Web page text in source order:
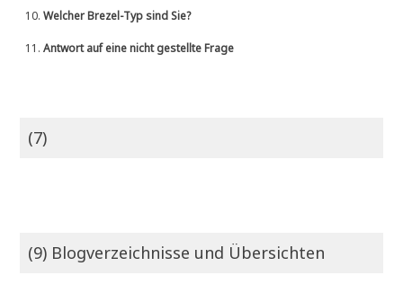
10.Welcher Brezel-Typ sind Sie?
11.Antwort auf eine nicht gestellte Frage
(7)
(9) Blogverzeichnisse und Übersichten